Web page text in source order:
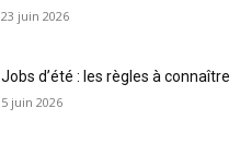
23 juin 2026
Jobs d’été : les règles à connaître
5 juin 2026